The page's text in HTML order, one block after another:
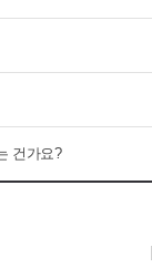
건가요?